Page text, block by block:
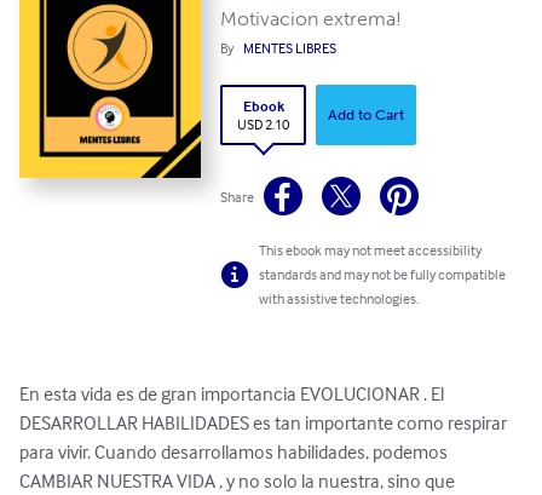
Motivacion extrema!
By MENTES LIBRES
Ebook
USD 2.10
Add to Cart
Share
This ebook may not meet accessibility
standards and may not be fully compatible
with assistive technologies.
En esta vida es de gran importancia EVOLUCIONAR . El
DESARROLLAR HABILIDADES es tan importante como respirar
para vivir. Cuando desarrollamos habilidades, podemos
CAMBIAR NUESTRA VIDA , y no solo la nuestra, sino que